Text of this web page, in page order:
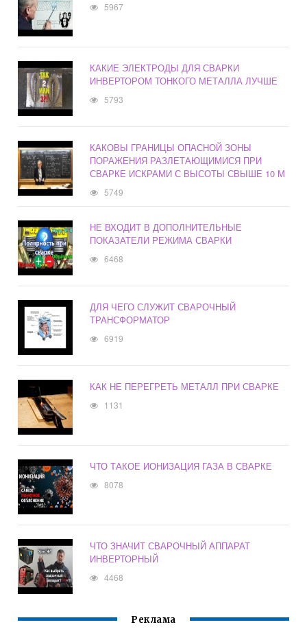
5967
КАКИЕ ЭЛЕКТРОДЫ ДЛЯ СВАРКИ
ИНВЕРТОРОМ ТОНКОГО МЕТАЛЛА ЛУЧШЕ
5793
КАКОВЫ ГРАНИЦЫ ОПАСНОЙ ЗОНЫ
ПОРАЖЕНИЯ РАЗЛЕТАЮЩИМИСЯ ПРИ
СВАРКЕ ИСКРАМИ С ВЫСОТЫ СВЫШЕ 10 М
5749
НЕ ВХОДИТ В ДОПОЛНИТЕЛЬНЫЕ
ПОКАЗАТЕЛИ РЕЖИМА СВАРКИ
6468
ДЛЯ ЧЕГО СЛУЖИТ СВАРОЧНЫЙ
ТРАНСФОРМАТОР
6919
КАК НЕ ПЕРЕГРЕТЬ МЕТАЛЛ ПРИ СВАРКЕ
1131
ЧТО ТАКОЕ ИОНИЗАЦИЯ ГАЗА В СВАРКЕ
8078
ЧТО ЗНАЧИТ СВАРОЧНЫЙ АППАРАТ
ИНВЕРТОРНЫЙ
4468
Реклама